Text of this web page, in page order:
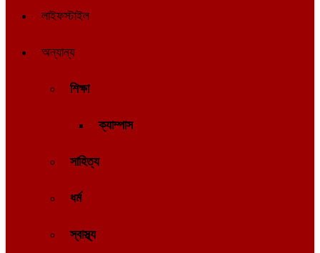
লাইফস্টাইল
অন্যান্য
শিক্ষা
ক্যাম্পাস
সাহিত্য
ধর্ম
স্বাস্থ্য